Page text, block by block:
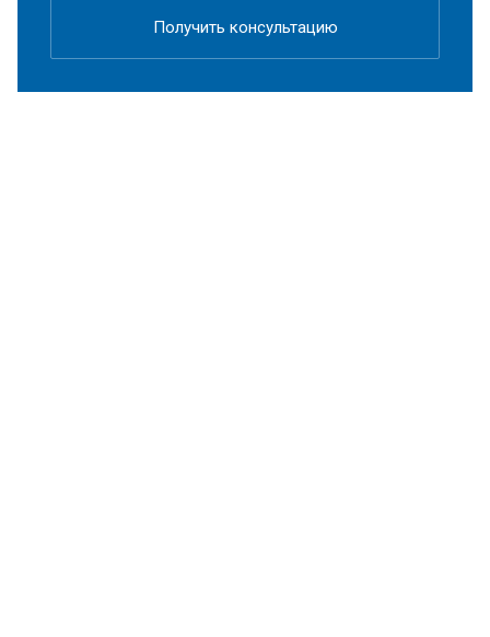
Получить консультацию